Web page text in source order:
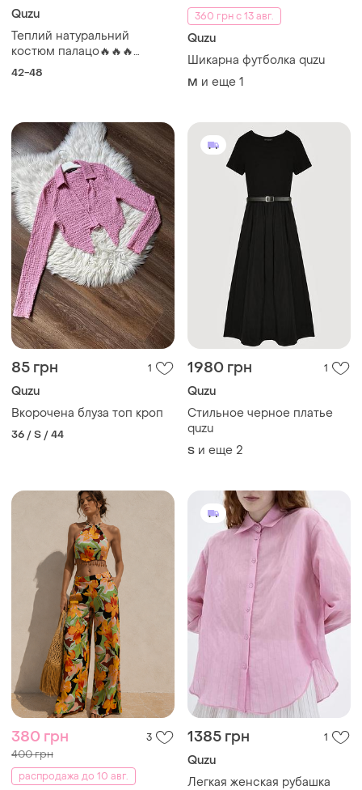
Quzu
Теплий натуральний
костюм палацо🔥🔥🔥
туреччина
42-48
360 грн с 13 авг.
Quzu
Шикарна футболка quzu
M и еще 1
85 грн 1
Quzu
Вкорочена блуза топ кроп
36 / S / 44
1980 грн 1
Quzu
Стильное черное платье
quzu
S и еще 2
380 грн 3
400 грн
распродажа до 10 авг.
1385 грн 1
Quzu
Легкая женская рубашка